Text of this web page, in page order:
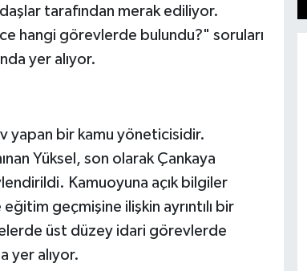
tarafından merak ediliyor.
hangi görevlerde bulundu?" soruları
yer alıyor.
yapan bir kamu yöneticisidir.
Yüksel, son olarak Çankaya
Kamuoyuna açık bilgiler
geçmişine ilişkin ayrıntılı bir
üst düzey idari görevlerde
yer alıyor.